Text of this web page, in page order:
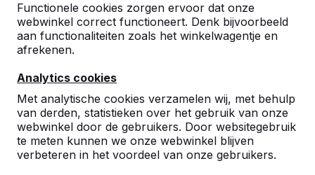
Functionele cookies zorgen ervoor dat onze
webwinkel correct functioneert. Denk bijvoorbeeld
aan functionaliteiten zoals het winkelwagentje en
afrekenen.
Analytics cookies
Met analytische cookies verzamelen wij, met behulp
van derden, statistieken over het gebruik van onze
webwinkel door de gebruikers. Door websitegebruik
te meten kunnen we onze webwinkel blijven
verbeteren in het voordeel van onze gebruikers.